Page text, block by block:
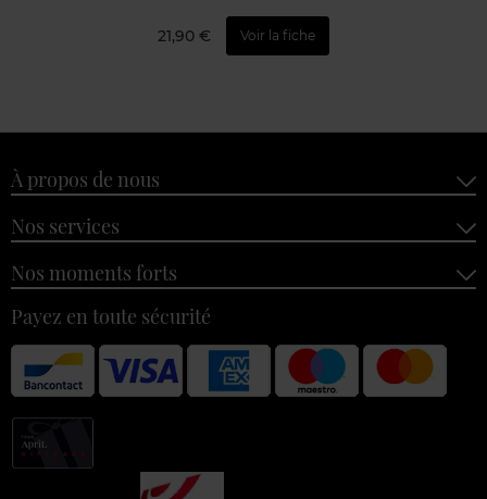
21,90 € Voir la fiche
À propos de nous
Nos services
Nos moments forts
Payez en toute sécurité